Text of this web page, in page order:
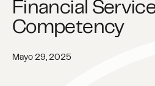
Financial
Competency
Mayo 29, 2025